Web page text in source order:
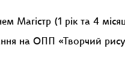
Магістр (1 рік та 4
на ОПП «Творчий